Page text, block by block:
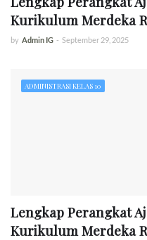
Kurikulum Merdeka
by Admin IG - September 29, 2025
ADMINISTRASI KELAS 10
Lengkap Perangkat
Kurikulum Merdeka